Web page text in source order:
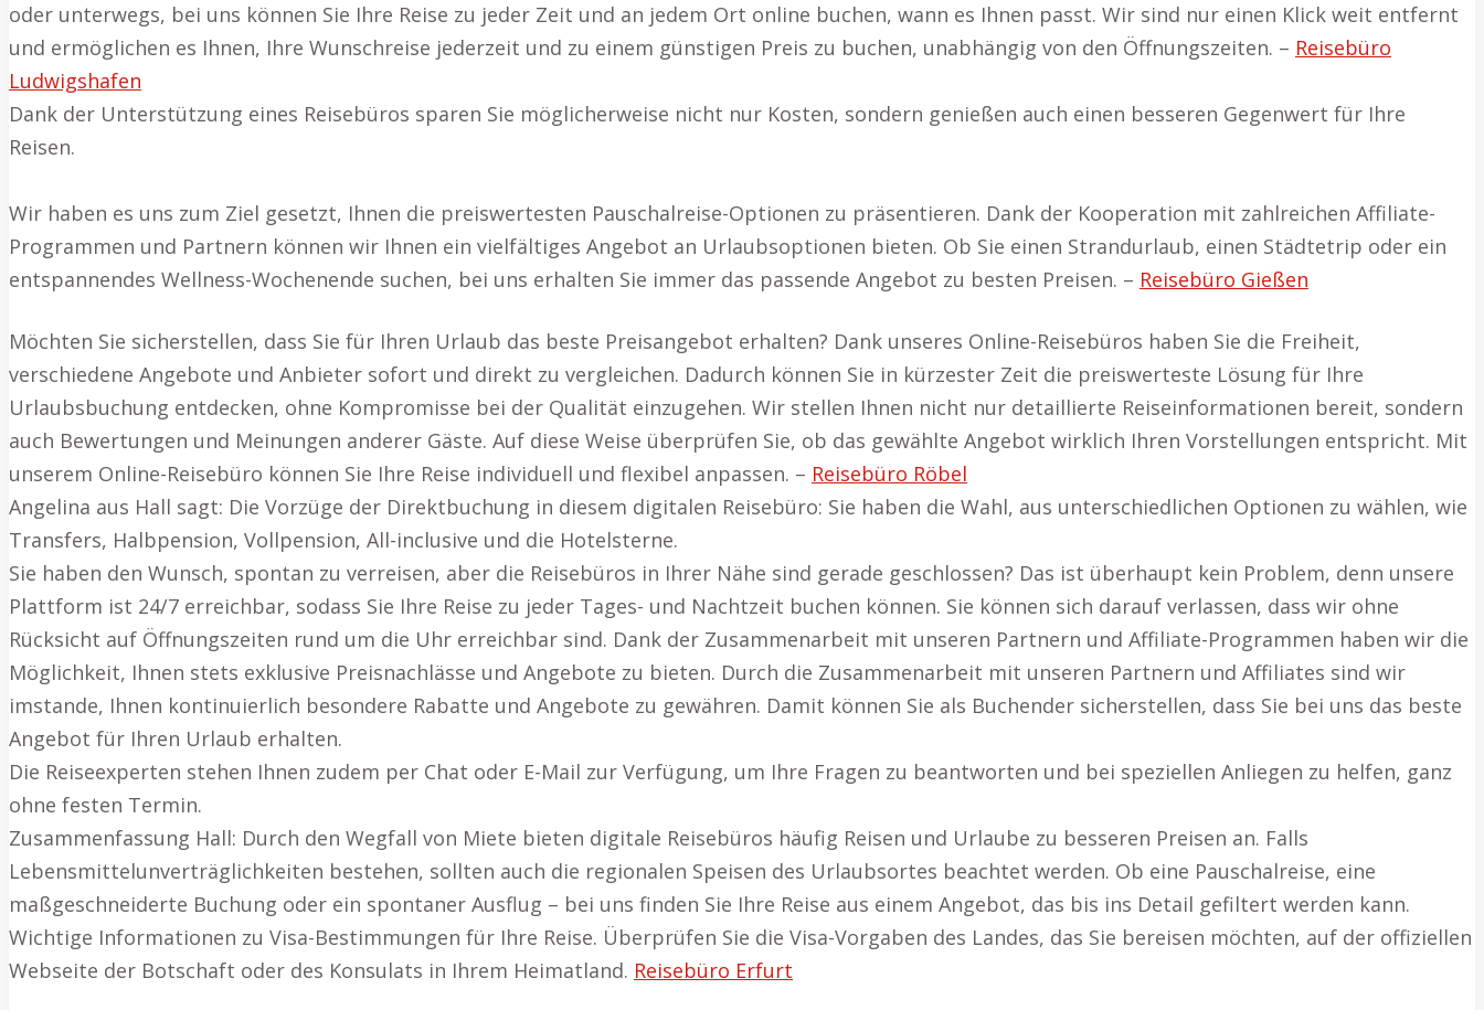
oder unterwegs, bei uns können Sie Ihre Reise zu jeder Zeit und an jedem Ort online buchen, wann es Ihnen passt. Wir sind nur einen Klick weit entfernt
und ermöglichen es Ihnen, Ihre Wunschreise jederzeit und zu einem günstigen Preis zu buchen, unabhängig von den Öffnungszeiten. – Reisebüro
Ludwigshafen
Dank der Unterstützung eines Reisebüros sparen Sie möglicherweise nicht nur Kosten, sondern genießen auch einen besseren Gegenwert für Ihre
Reisen.
Wir haben es uns zum Ziel gesetzt, Ihnen die preiswertesten Pauschalreise-Optionen zu präsentieren. Dank der Kooperation mit zahlreichen Affiliate-
Programmen und Partnern können wir Ihnen ein vielfältiges Angebot an Urlaubsoptionen bieten. Ob Sie einen Strandurlaub, einen Städtetrip oder ein
entspannendes Wellness-Wochenende suchen, bei uns erhalten Sie immer das passende Angebot zu besten Preisen. – Reisebüro Gießen
Möchten Sie sicherstellen, dass Sie für Ihren Urlaub das beste Preisangebot erhalten? Dank unseres Online-Reisebüros haben Sie die Freiheit,
verschiedene Angebote und Anbieter sofort und direkt zu vergleichen. Dadurch können Sie in kürzester Zeit die preiswerteste Lösung für Ihre
Urlaubsbuchung entdecken, ohne Kompromisse bei der Qualität einzugehen. Wir stellen Ihnen nicht nur detaillierte Reiseinformationen bereit, sondern
auch Bewertungen und Meinungen anderer Gäste. Auf diese Weise überprüfen Sie, ob das gewählte Angebot wirklich Ihren Vorstellungen entspricht. Mit
unserem Online-Reisebüro können Sie Ihre Reise individuell und flexibel anpassen. – Reisebüro Röbel
Angelina aus Hall sagt: Die Vorzüge der Direktbuchung in diesem digitalen Reisebüro: Sie haben die Wahl, aus unterschiedlichen Optionen zu wählen, wie
Transfers, Halbpension, Vollpension, All-inclusive und die Hotelsterne.
Sie haben den Wunsch, spontan zu verreisen, aber die Reisebüros in Ihrer Nähe sind gerade geschlossen? Das ist überhaupt kein Problem, denn unsere
Plattform ist 24/7 erreichbar, sodass Sie Ihre Reise zu jeder Tages- und Nachtzeit buchen können. Sie können sich darauf verlassen, dass wir ohne
Rücksicht auf Öffnungszeiten rund um die Uhr erreichbar sind. Dank der Zusammenarbeit mit unseren Partnern und Affiliate-Programmen haben wir die
Möglichkeit, Ihnen stets exklusive Preisnachlässe und Angebote zu bieten. Durch die Zusammenarbeit mit unseren Partnern und Affiliates sind wir
imstande, Ihnen kontinuierlich besondere Rabatte und Angebote zu gewähren. Damit können Sie als Buchender sicherstellen, dass Sie bei uns das beste
Angebot für Ihren Urlaub erhalten.
Die Reiseexperten stehen Ihnen zudem per Chat oder E-Mail zur Verfügung, um Ihre Fragen zu beantworten und bei speziellen Anliegen zu helfen, ganz
ohne festen Termin.
Zusammenfassung Hall: Durch den Wegfall von Miete bieten digitale Reisebüros häufig Reisen und Urlaube zu besseren Preisen an. Falls
Lebensmittelunverträglichkeiten bestehen, sollten auch die regionalen Speisen des Urlaubsortes beachtet werden. Ob eine Pauschalreise, eine
maßgeschneiderte Buchung oder ein spontaner Ausflug – bei uns finden Sie Ihre Reise aus einem Angebot, das bis ins Detail gefiltert werden kann.
Wichtige Informationen zu Visa-Bestimmungen für Ihre Reise. Überprüfen Sie die Visa-Vorgaben des Landes, das Sie bereisen möchten, auf der offiziellen
Webseite der Botschaft oder des Konsulats in Ihrem Heimatland. Reisebüro Erfurt